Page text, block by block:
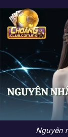
Nguyên